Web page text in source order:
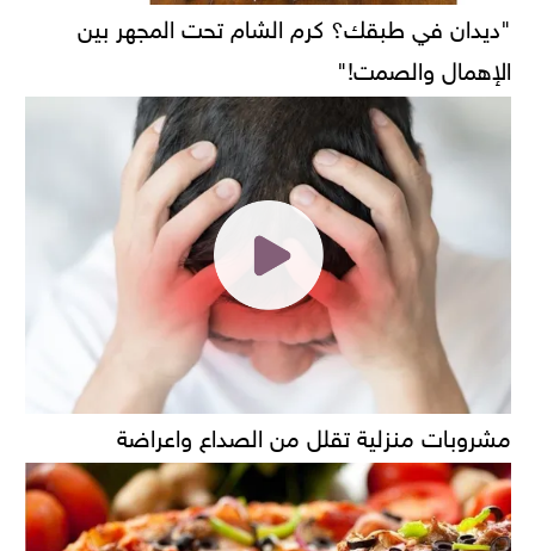
"ديدان في طبقك؟ كرم الشام تحت المجهر بين
الإهمال والصمت!"
مشروبات منزلية تقلل من الصداع واعراضة